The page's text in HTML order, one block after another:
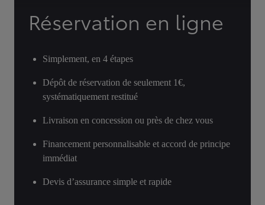
Réservation en ligne
Simplement, en 4 étapes
Dépôt de réservation de seulement 1€,
systématiquement restitué
Livraison en concession ou près de chez vous
Financement personnalisable et accord de principe
immédiat
Devis d’assurance simple et rapide